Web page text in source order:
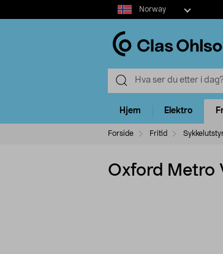
Select
market
Norway
Hjem Elektro
Forside Fritid
Oxford Metro